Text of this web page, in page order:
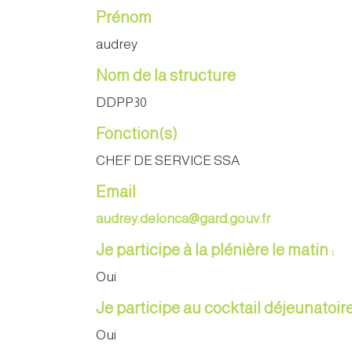
Prénom
audrey
Nom de la structure
DDPP30
Fonction(s)
CHEF DE SERVICE SSA
Email
audrey.delonca@gard.gouv.fr
Je participe à la plénière le matin :
Oui
Je participe au cocktail
Oui